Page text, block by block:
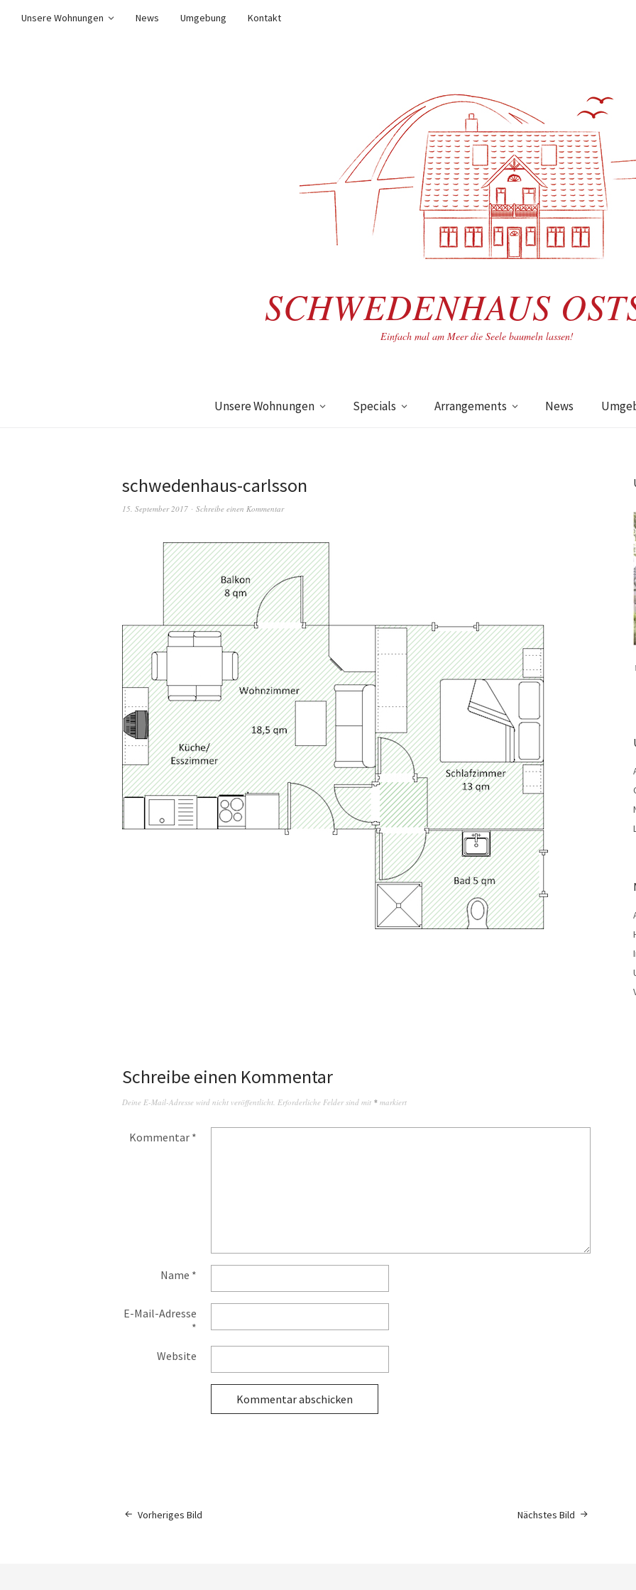
Unsere Wohnungen News Umgebung
Kontakt
SCHWEDENHAUS
Einfach mal am Meer die Seele baumeln lassen!
Unsere Wohnungen Specials Arrangements News
schwedenhaus-carlsson
15. September 2017 Schreibe einen Kommentar
Schreibe einen Kommentar
Deine E-Mail-Adresse wird nicht veröffentlicht. Erforderliche Felder sind mit * markiert
Kommentar *
Name *
E-Mail-Adresse
*
Website
Nächstes Bild
Vorheriges Bild